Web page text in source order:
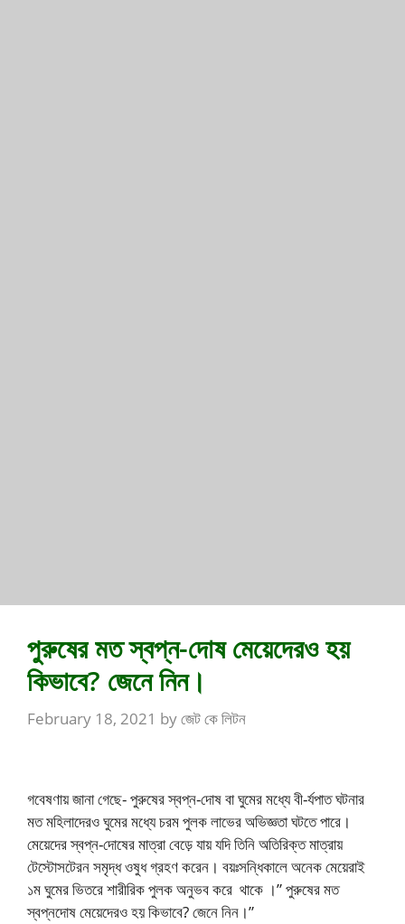
পুরুষের মত স্বপ্ন-দোষ মেয়েদেরও হয়
কিভাবে? জেনে নিন।
February 18, 2021 byজেট কে লিটন
গবেষণায় জানা গেছে- পুরুষের স্বপ্ন-দোষ বা ঘুমের মধ্যে বী-র্যপাত ঘটনার
মত মহিলাদেরও ঘুমের মধ্যে চরম পুলক লাভের অভিজ্ঞতা ঘটতে পারে।
মেয়েদের স্বপ্ন-দোষের মাত্রা বেড়ে যায় যদি তিনি অতিরিক্ত মাত্রায়
টেস্টোসটেরন সমৃদ্ধ ওষুধ গ্রহণ করেন। বয়ঃসন্ধিকালে অনেক মেয়েরাই
১ম ঘুমের ভিতরে শারীরিক পুলক অনুভব করে থাকে ।” পুরুষের মত
স্বপ্নদোষ মেয়েদেরও হয় কিভাবে? জেনে নিন।”